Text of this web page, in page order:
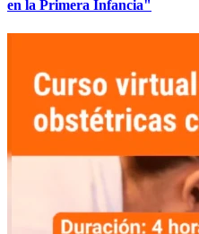
en la Primera Infancia"